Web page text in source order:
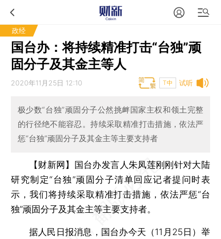
政经
国台办：将持续精准打击“台独”顽
固分子及其金主等人
试听
2020年11月25日 12:10 T中
极少数“台独”顽固分子公然挑衅国家主权和领土完整
的行径绝不能容忍。持续采取精准打击措施，依法严
惩“台独”顽固分子及其金主等主要支持者
【财新网】
国台办发言人朱凤莲刚刚针对大陆
研究制定“台独”顽固分子清单回应记者提问时表
示，我们将持续采取精准打击措施，依法严惩“台
独”顽固分子及其金主等主要支持者。
据人民日报消息，国台办今天（11月25日）举